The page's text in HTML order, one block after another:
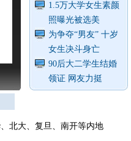
1.5万大学女生素颜
照曝光被选美
为争夺“男友” 十岁
女生决斗身亡
90后大二学生结婚
领证 网友力挺
北大、复旦、南开等内地